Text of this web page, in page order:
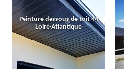
Peinture dessous de toit 44
Loire-Atlantique